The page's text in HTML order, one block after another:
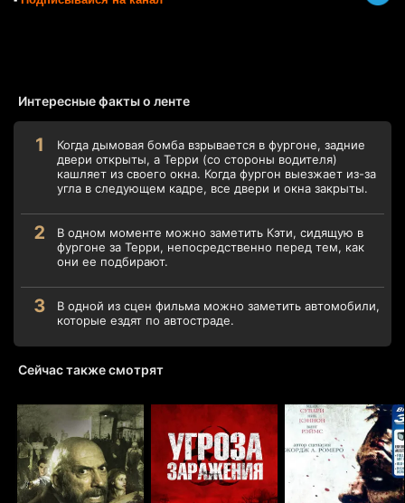
Интересные факты о ленте
Когда дымовая бомба взрывается в фургоне, задние
двери открыты, а Терри (со стороны водителя)
кашляет из своего окна. Когда фургон выезжает из-за
угла в следующем кадре, все двери и окна закрыты.
В одном моменте можно заметить Кэти, сидящую в
фургоне за Терри, непосредственно перед тем, как
они ее подбирают.
В одной из сцен фильма можно заметить автомобили,
которые ездят по автостраде.
Сейчас также смотрят